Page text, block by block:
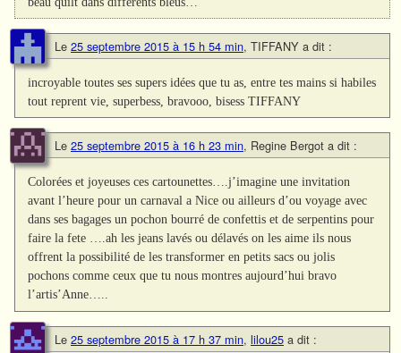
Le 25 septembre 2015 à 15 h 54 min, TIFFANY a dit :
incroyable toutes ses supers idées que tu as, entre tes mains si habiles
tout reprent vie, superbess, bravooo, bisess TIFFANY
Le 25 septembre 2015 à 16 h 23 min, Regine Bergot a dit :
Colorées et joyeuses ces cartounettes….j’imagine une invitation
avant l’heure pour un carnaval a Nice ou ailleurs d’ou voyage avec
dans ses bagages un pochon bourré de confettis et de serpentins pour
faire la fete ….ah les jeans lavés ou délavés on les aime ils nous
offrent la possibilité de les transformer en petits sacs ou jolis
pochons comme ceux que tu nous montres aujourd’hui bravo
l’artis’Anne…..
Le 25 septembre 2015 à 17 h 37 min, lilou25 a dit :